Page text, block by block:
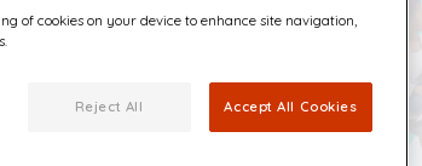
of cookies on your device to enhance site navigation,
Reject All Accept All Cookies